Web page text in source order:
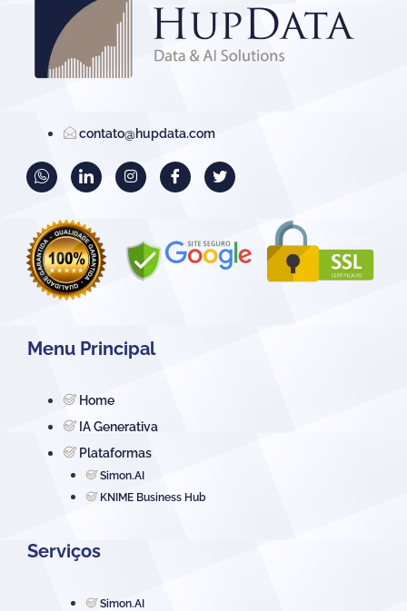
contato@hupdata.com
Menu Principal
Home
IA Generativa
Plataformas
Simon.AI
KNIME Business Hub
Serviços
Simon.AI